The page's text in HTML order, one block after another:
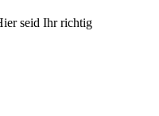
seid Ihr richtig